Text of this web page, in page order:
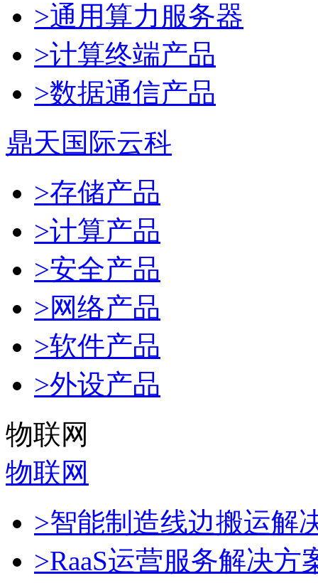
>通用算力服务器
>计算终端产品
>数据通信产品
鼎天国际云科
>存储产品
>计算产品
>安全产品
>网络产品
>软件产品
>外设产品
物联网
物联网
>智能制造线边搬运解
>RaaS运营服务解决方